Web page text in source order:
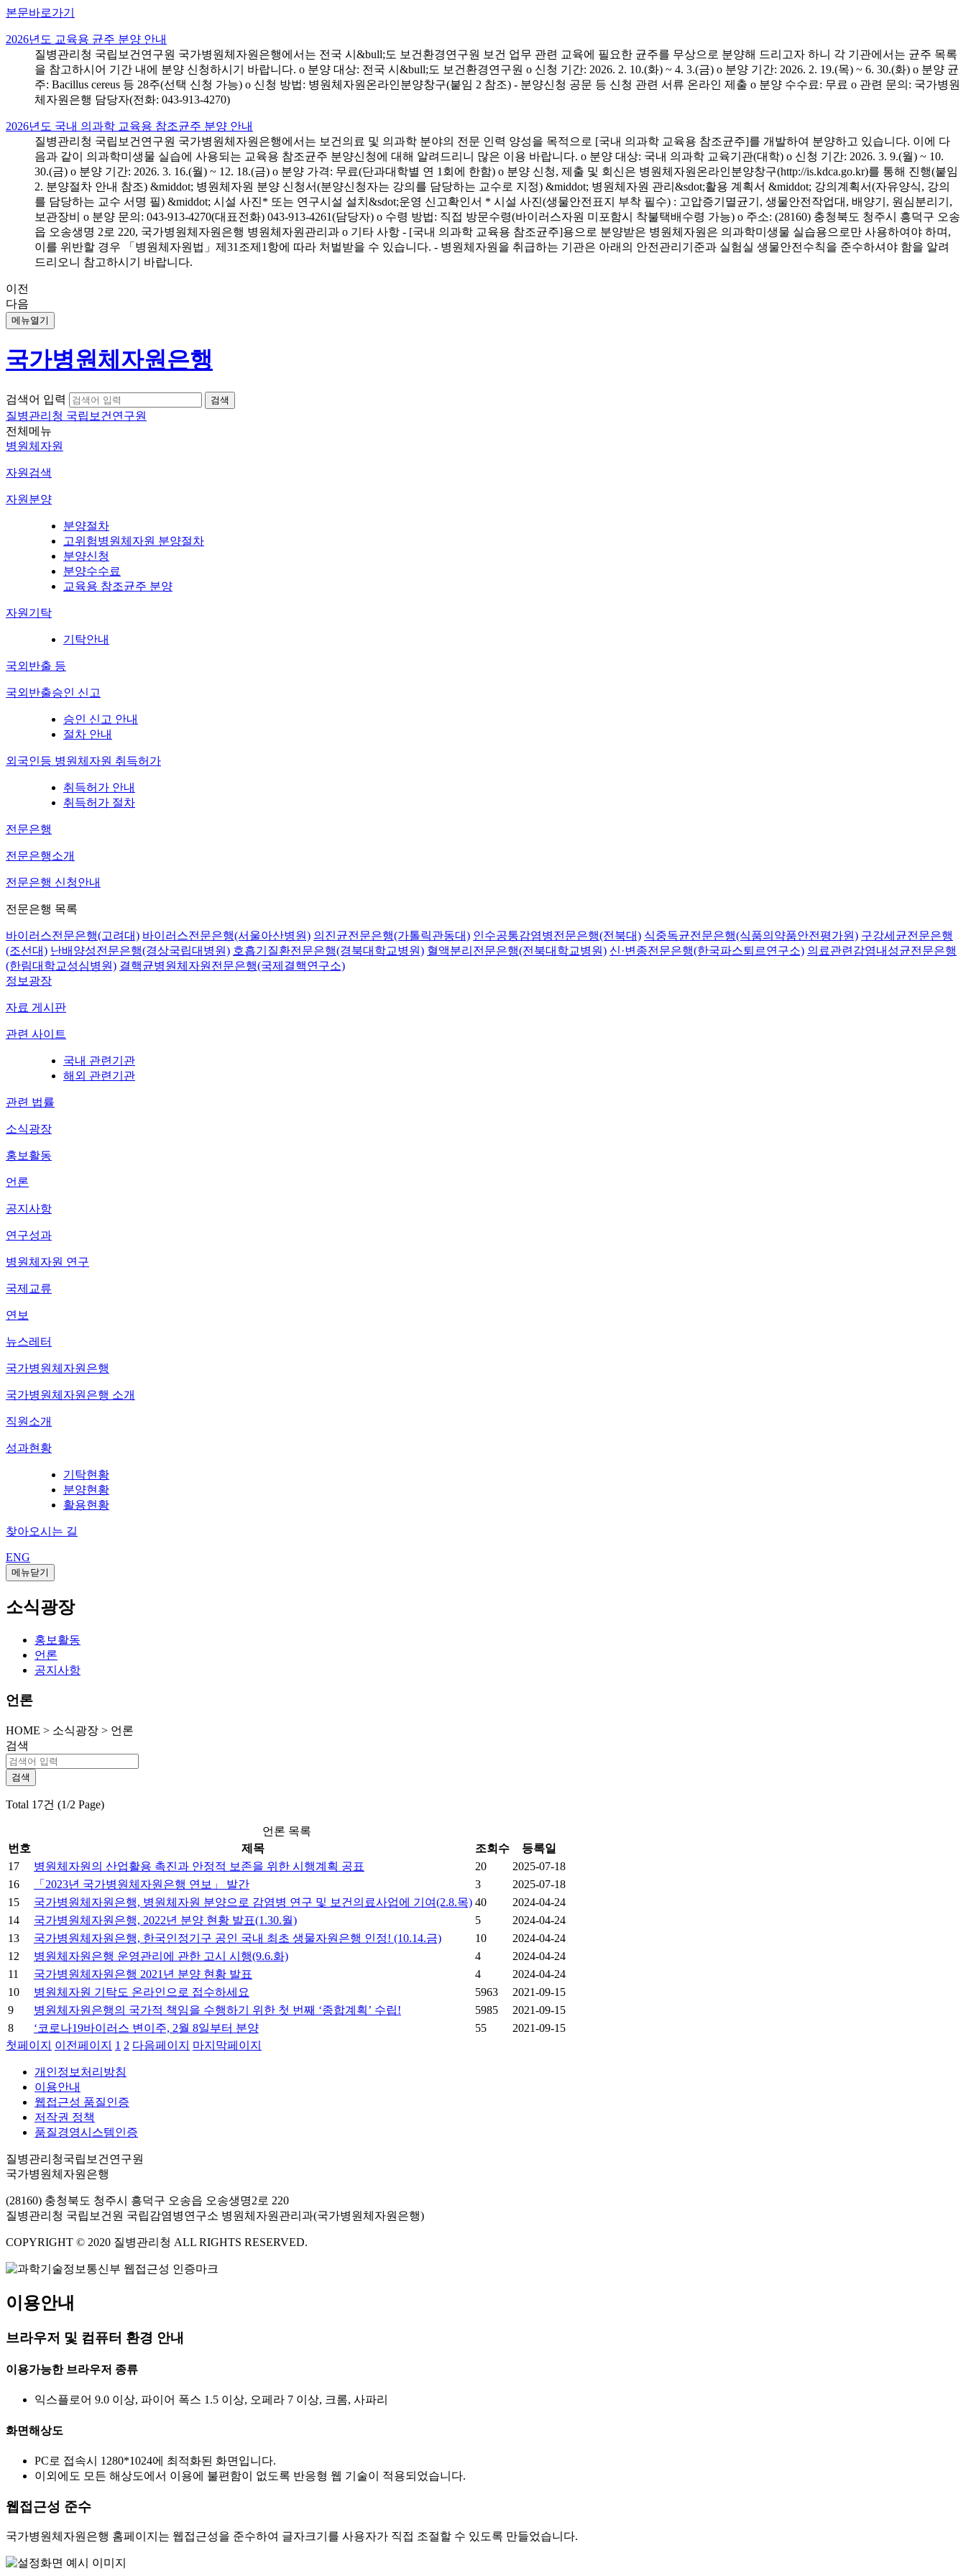
본문바로가기
2026년도 교육용 균주 분양 안내
질병관리청 국립보건연구원 국가병원체자원은행에서는 전국 시&bull;도 보건환경연구원 보건 업무 관련 교육에 필요한 균주를 무상으로 분양해 드리고자 하니 각 기관에서는 균주 목록
을 참고하시어 기간 내에 분양 신청하시기 바랍니다. o 분양 대상: 전국 시&bull;도 보건환경연구원 o 신청 기간: 2026. 2. 10.(화) ~ 4. 3.(금) o 분양 기간: 2026. 2. 19.(목) ~ 6. 30.(화) o 분양 균
주: Bacillus cereus 등 28주(선택 신청 가능) o 신청 방법: 병원체자원온라인분양창구(붙임 2 참조) - 분양신청 공문 등 신청 관련 서류 온라인 제출 o 분양 수수료: 무료 o 관련 문의: 국가병원
체자원은행 담당자(전화: 043-913-4270)
2026년도 국내 의과학 교육용 참조균주 분양 안내
질병관리청 국립보건연구원 국가병원체자원은행에서는 보건의료 및 의과학 분야의 전문 인력 양성을 목적으로 [국내 의과학 교육용 참조균주]를 개발하여 분양하고 있습니다. 이에 다
음과 같이 의과학미생물 실습에 사용되는 교육용 참조균주 분양신청에 대해 알려드리니 많은 이용 바랍니다. o 분양 대상: 국내 의과학 교육기관(대학) o 신청 기간: 2026. 3. 9.(월) ~ 10.
30.(금) o 분양 기간: 2026. 3. 16.(월) ~ 12. 18.(금) o 분양 가격: 무료(단과대학별 연 1회에 한함) o 분양 신청, 제출 및 회신은 병원체자원온라인분양창구(http://is.kdca.go.kr)를 통해 진행(붙임
2. 분양절차 안내 참조) &middot; 병원체자원 분양 신청서(분양신청자는 강의를 담당하는 교수로 지정) &middot; 병원체자원 관리&sdot;활용 계획서 &middot; 강의계획서(자유양식, 강의
를 담당하는 교수 서명 필) &middot; 시설 사진* 또는 연구시설 설치&sdot;운영 신고확인서 * 시설 사진(생물안전표지 부착 필수) : 고압증기멸균기, 생물안전작업대, 배양기, 원심분리기,
보관장비 o 분양 문의: 043-913-4270(대표전화) 043-913-4261(담당자) o 수령 방법: 직접 방문수령(바이러스자원 미포함시 착불택배수령 가능) o 주소: (28160) 충청북도 청주시 흥덕구 오송
읍 오송생명 2로 220, 국가병원체자원은행 병원체자원관리과 o 기타 사항 - [국내 의과학 교육용 참조균주]용으로 분양받은 병원체자원은 의과학미생물 실습용으로만 사용하여야 하며,
이를 위반할 경우 「병원체자원법」제31조제1항에 따라 처벌받을 수 있습니다. - 병원체자원을 취급하는 기관은 아래의 안전관리기준과 실험실 생물안전수칙을 준수하셔야 함을 알려
드리오니 참고하시기 바랍니다.
이전
다음
메뉴열기
국가병원체자원은행
검색어 입력
질병관리청 국립보건연구원
전체메뉴
병원체자원
자원검색
자원분양
분양절차
고위험병원체자원 분양절차
분양신청
분양수수료
교육용 참조균주 분양
자원기탁
기탁안내
국외반출 등
국외반출승인 신고
승인 신고 안내
절차 안내
외국인등 병원체자원 취득허가
취득허가 안내
취득허가 절차
전문은행
전문은행소개
전문은행 신청안내
전문은행 목록
바이러스전문은행(고려대) 바이러스전문은행(서울아산병원) 의진균전문은행(가톨릭관동대) 인수공통감염병전문은행(전북대) 식중독균전문은행(식품의약품안전평가원) 구강세균전문은행
(조선대) 난배양성전문은행(경상국립대병원) 호흡기질환전문은행(경북대학교병원) 혈액분리전문은행(전북대학교병원) 신·변종전문은행(한국파스퇴르연구소) 의료관련감염내성균전문은행
(한림대학교성심병원) 결핵균병원체자원전문은행(국제결핵연구소)
정보광장
자료 게시판
관련 사이트
국내 관련기관
해외 관련기관
관련 법률
소식광장
홍보활동
언론
공지사항
연구성과
병원체자원 연구
국제교류
연보
뉴스레터
국가병원체자원은행
국가병원체자원은행 소개
직원소개
성과현황
기탁현황
분양현황
활용현황
찾아오시는 길
ENG
메뉴닫기
소식광장
홍보활동
언론
공지사항
언론
HOME > 소식광장 > 언론
검색
Total 17건 (1/2 Page)
언론 목록
번호
제목 조회수
등록일
17
병원체자원의 산업활용 촉진과 안정적 보존을 위한 시행계획 공표 20
2025-07-18
16
「2023년 국가병원체자원은행 연보」 발간 3
2025-07-18
15
국가병원체자원은행, 병원체자원 분양으로 감염병 연구 및 보건의료사업에 기여(2.8.목) 40
2024-04-24
14
국가병원체자원은행, 2022년 분양 현황 발표(1.30.월) 5
2024-04-24
13
국가병원체자원은행, 한국인정기구 공인 국내 최초 생물자원은행 인정! (10.14.금) 10
2024-04-24
12
병원체자원은행 운영관리에 관한 고시 시행(9.6.화) 4
2024-04-24
11
국가병원체자원은행 2021년 분양 현황 발표 4
2024-04-24
10
병원체자원 기탁도 온라인으로 접수하세요 5963
2021-09-15
9
병원체자원은행의 국가적 책임을 수행하기 위한 첫 번째 ‘종합계획’ 수립! 5985
2021-09-15
8
‘코로나19바이러스 변이주, 2월 8일부터 분양 55
2021-09-15
첫페이지
이전페이지 1 2 다음페이지 마지막페이지
개인정보처리방침
이용안내
웹접근성 품질인증
저작권 정책
품질경영시스템인증
질병관리청국립보건연구원
국가병원체자원은행
(28160) 충청북도 청주시 흥덕구 오송읍 오송생명2로 220
질병관리청 국립보건원 국립감염병연구소 병원체자원관리과(국가병원체자원은행)
COPYRIGHT © 2020 질병관리청 ALL RIGHTS RESERVED.
이용안내
브라우저 및 컴퓨터 환경 안내
이용가능한 브라우저 종류
익스플로어 9.0 이상, 파이어 폭스 1.5 이상, 오페라 7 이상, 크롬, 사파리
화면해상도
PC로 접속시 1280*1024에 최적화된 화면입니다.
이외에도 모든 해상도에서 이용에 불편함이 없도록 반응형 웹 기술이 적용되었습니다.
웹접근성 준수
국가병원체자원은행 홈페이지는 웹접근성을 준수하여 글자크기를 사용자가 직접 조절할 수 있도록 만들었습니다.